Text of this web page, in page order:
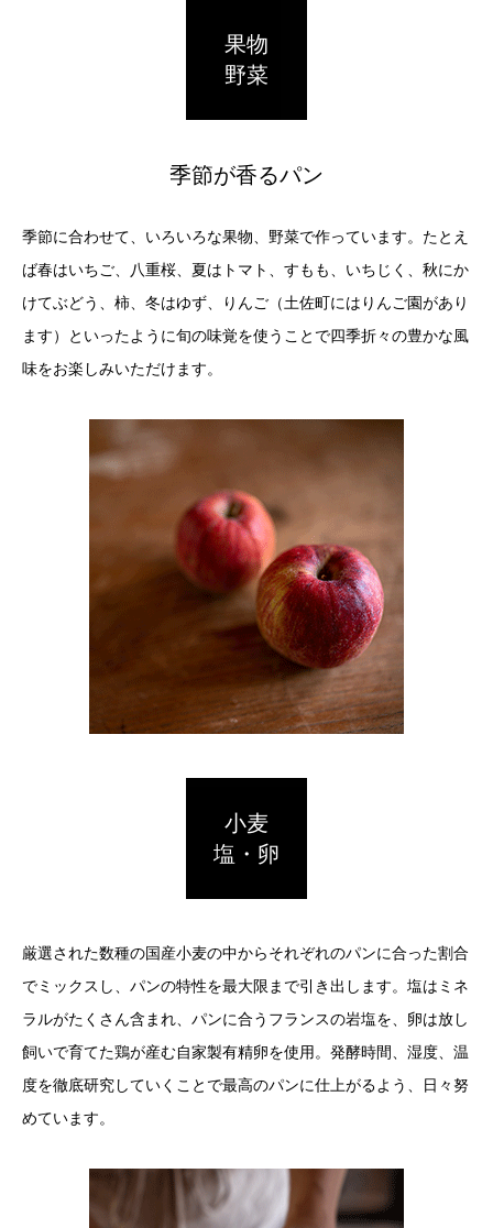
果物
野菜
季節が香るパン
季節に合わせて、いろいろな果物、野菜で作っています。たとえ
ば春はいちご、八重桜、夏はトマト、すもも、いちじく、秋にか
けてぶどう、柿、冬はゆず、りんご（土佐町にはりんご園があり
ます）といったように旬の味覚を使うことで四季折々の豊かな風
味をお楽しみいただけます。
小麦
塩・卵
厳選された数種の国産小麦の中からそれぞれのパンに合った割合
でミックスし、パンの特性を最大限まで引き出します。塩はミネ
ラルがたくさん含まれ、パンに合うフランスの岩塩を、卵は放し
飼いで育てた鶏が産む自家製有精卵を使用。発酵時間、湿度、温
度を徹底研究していくことで最高のパンに仕上がるよう、日々努
めています。